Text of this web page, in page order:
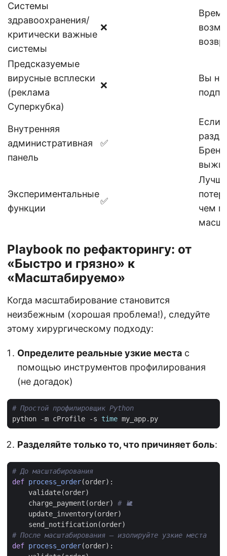
Системы
здравоохранения/
критически важные
системы
❌
Предсказуемые
вирусные всплески
(реклама
Суперкубка)
❌
Вы на
Внутренняя
административная
панель
✅
Если
Экспериментальные
функции
✅
чем
Playbook по рефакторингу: от
«Быстро и грязно» к
«Масштабируемо»
Когда масштабирование становится
неизбежным (хорошая проблема!), следуйте
этому хирургическому подходу:
Определите реальные узкие места с
помощью инструментов профилирования
(не догадок)
# Простой профилировщик Python
python -m cProfile -s time
Разделяйте только то, что причиняет боль:
# До масштабирования
def process_order(order):
validate(order)
charge_payment (order)
# 🐌
update_inventory(order)
send_notification(order)
# После масштабирования — изолируйте узкие места
def process_order(order):